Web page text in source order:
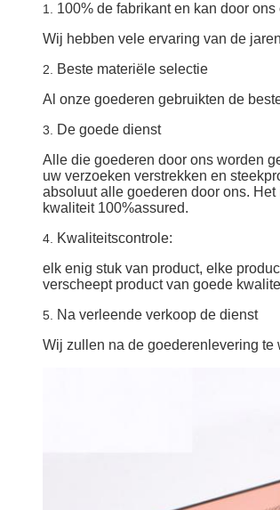
1. 100% de fabrikant en kan door ons
Wij hebben vele ervaring van de
2.
Beste materiële selectie
Al onze goederen gebruikten de
3.
De goede dienst
Alle die goederen door ons worden
uw verzoeken verstrekken en
absoluut alle goederen door ons.
kwaliteit 100%assured.
4.
Kwaliteitscontrole:
elk enig stuk van product, elke
verscheept product van goede
5.
Na verleende verkoop de dienst
Wij zullen na de goederenlevering te